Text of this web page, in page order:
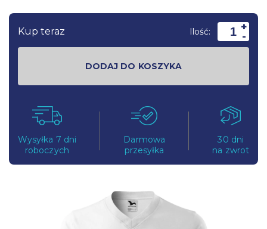
Kup teraz Ilość: +
-
DODAJ DO KOSZYKA
Wysyłka 7 dni
roboczych
Darmowa
przesyłka
30 dni
na zwrot